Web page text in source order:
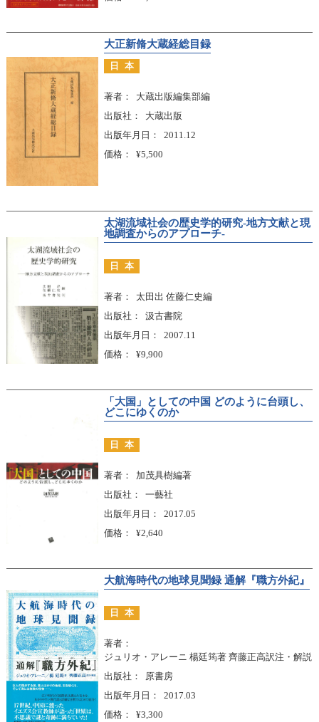
大正新脩大蔵経総目録
日本
著者
大蔵出版編集部編
出版社
大蔵出版
出版年月日
2011.12
価格
¥5,500
太湖流域社会の歴史学的研究-地方文献と現
地調査からのアプローチ-
日本
著者
太田出 佐藤仁史編
出版社
汲古書院
出版年月日
2007.11
価格
¥9,900
「大国」としての中国 どのように台頭し、
どこにゆくのか
日本
著者
加茂具樹編著
出版社
一藝社
出版年月日
2017.05
価格
¥2,640
大航海時代の地球見聞録 通解『職方外紀』
日本
著者
ジュリオ・アレーニ 楊廷筠著 齊藤正高訳注・解説
出版社
原書房
出版年月日
2017.03
価格
¥3,300